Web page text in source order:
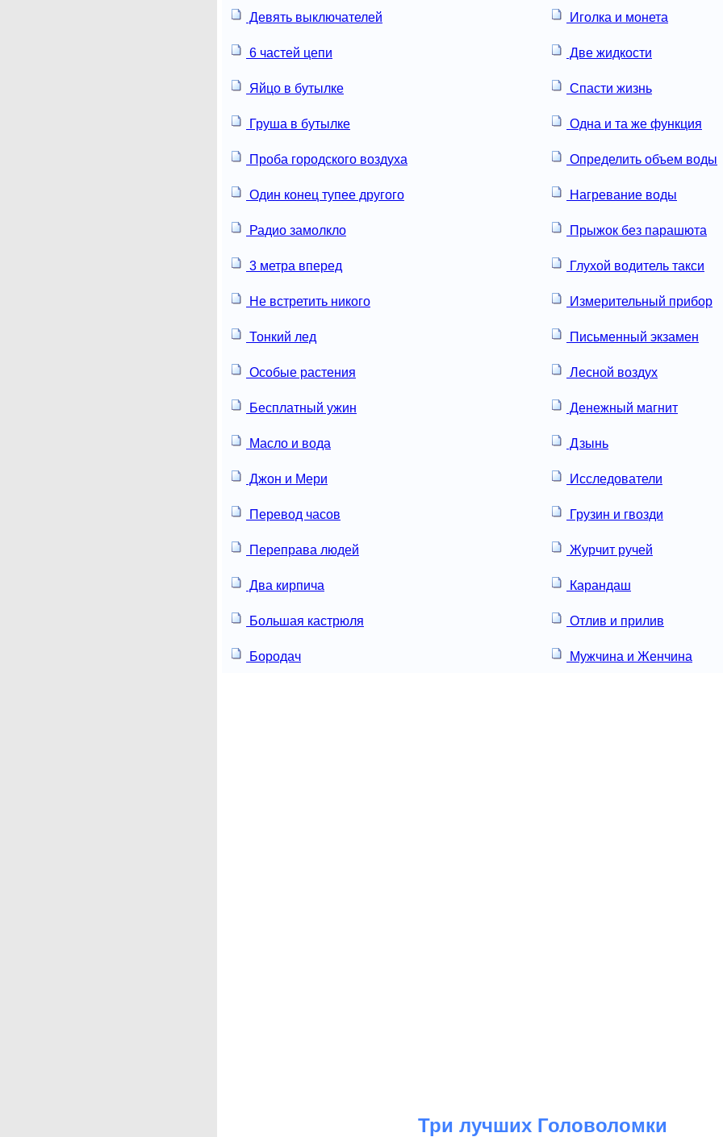
Девять выключателей Иголка и монета
6 частей цепи Две жидкости
Яйцо в бутылке Спасти жизнь
Груша в бутылке Одна и та же функция
Проба городского воздуха Определить объем воды
Один конец тупее другого Нагревание воды
Радио замолкло Прыжок без парашюта
3 метра вперед Глухой водитель такси
Не встретить никого Измерительный прибор
Тонкий лед Письменный экзамен
Особые растения Лесной воздух
Бесплатный ужин Денежный магнит
Масло и вода Дзынь
Джон и Мери Исследователи
Перевод часов Грузин и гвозди
Переправа людей Журчит ручей
Два кирпича Карандаш
Большая кастрюля Отлив и прилив
Бородач Мужчина и Женчина
Три лучших Головоломки